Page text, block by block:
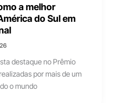
a melhor
do Sul em
destaque no Prêmio
por mais de um
o mundo